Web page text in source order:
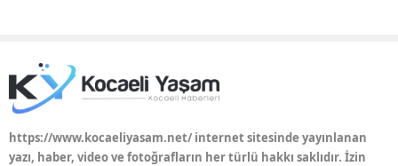
https://www.kocaeliyasam.net/ internet sitesinde yayınlanan
yazı, haber, video ve fotoğrafların her türlü hakkı saklıdır. İzin